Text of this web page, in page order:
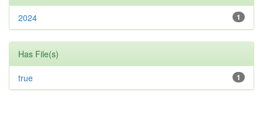
1
2024
Has File(s)
1
true